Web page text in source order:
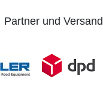
Partner und Versand